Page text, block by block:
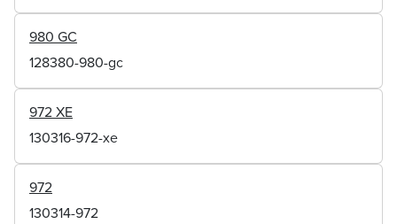
980 GC
128380-980-gc
972 XE
130316-972-xe
972
130314-972